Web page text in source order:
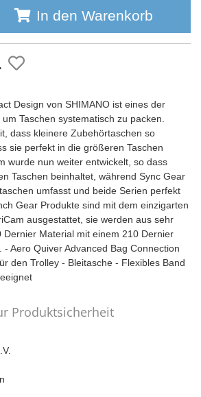
In den Warenkorb
Design von SHIMANO ist eines der
Taschen systematisch zu packen.
dass kleinere Zubehörtaschen so
sie perfekt in die größeren Taschen
wurde nun weiter entwickelt, so dass
Taschen beinhaltet, während Sync Gear
umfasst und beide Serien perfekt
Gear Produkte sind mit dem einzigarten
ausgestattet, sie werden aus sehr
Dernier Material mit einem 210 Dernier
Aero Quiver Advanced Bag Connection
den Trolley - Bleitasche - Flexibles Band
Produktsicherheit